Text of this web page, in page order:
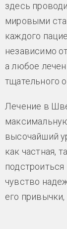
здесь
мировыми
каждого
независимо
а любое
тщательного
Лечение в
высочайший
как частная,
чувство
его